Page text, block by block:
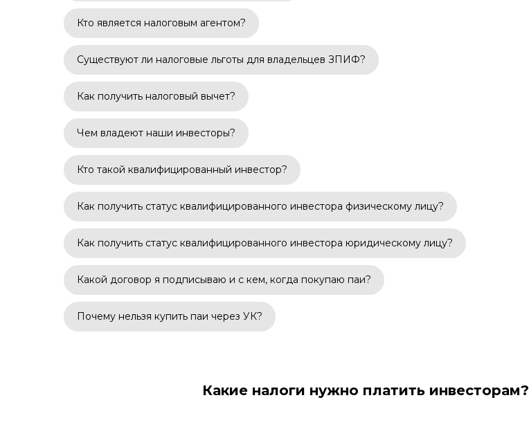
Кто является налоговым агентом?
Существуют ли налоговые льготы для владельцев ЗПИФ?
Как получить налоговый вычет?
Чем владеют наши инвесторы?
Кто такой квалифицированный инвестор?
Как получить статус квалифицированного инвестора физическому лицу?
Как получить статус квалифицированного инвестора юридическому лицу?
Какой договор я подписываю и с кем, когда покупаю паи?
Почему нельзя купить паи через УК?
Какие налоги нужно платить инвесторам?